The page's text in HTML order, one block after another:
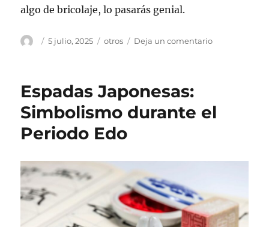
algo de bricolaje, lo pasarás genial.
Autor
Publicado
5 julio, 2025 Categorías
otros Deja un comentarioen
Espadas Japonesas:
Simbolismo durante el
Periodo Edo